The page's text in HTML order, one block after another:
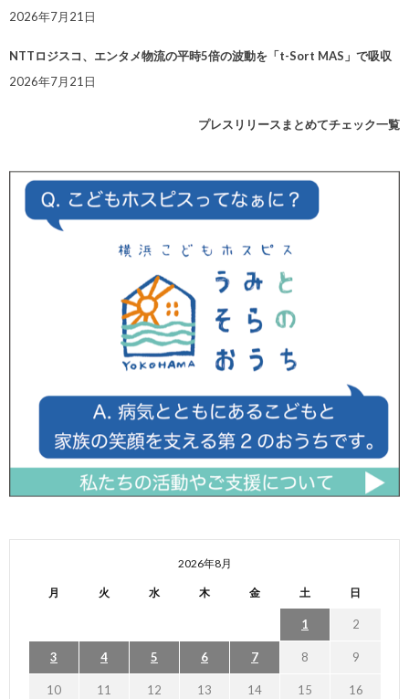
2026年7月21日
NTTロジスコ、エンタメ物流の平時5倍の波動を「t-Sort MAS」で吸収
2026年7月21日
プレスリリースまとめてチェック一覧
2026年8月
月 火 水 木 金 土 日
1 2
3 4 5 6 7 8 9
10 11 12 13 14 15 16